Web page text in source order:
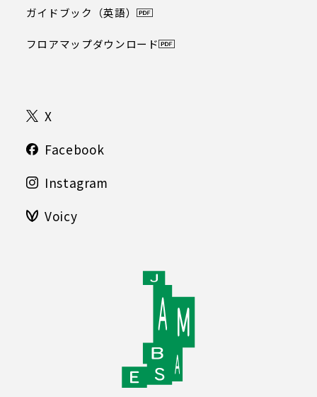
X
Facebook
Instagram
Voicy
ガイドブック（英語）
フロアマップダウンロード